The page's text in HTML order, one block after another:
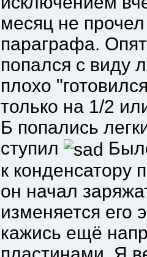
месяц не
параграфа.
попался с виду
плохо
только на 1/2
Б попались
ступил
к конденсатору
он начал
изменяется его
кажись ещё